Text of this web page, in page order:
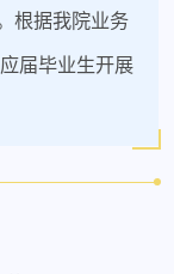
根据我院业务
届毕业生开展